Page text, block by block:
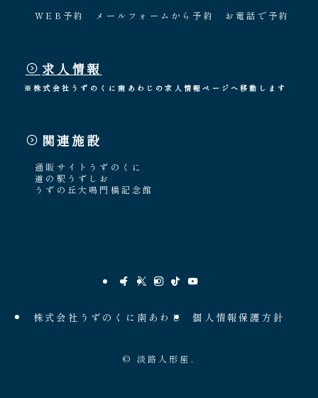
WEB予約 メールフォームから予約 お電話で予約
求人情報
※株式会社うずのくに南あわじの求人情報ページへ移動します
関連施設
通販サイトうずのくに
道の駅うずしお
うずの丘大鳴門橋記念館
株式会社うずのくに南あわじ 個人情報保護方針
© 淡路人形座.